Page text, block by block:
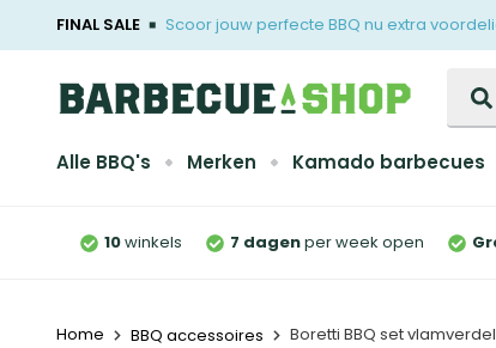
FINAL SALE Scoor jouw perfecte BBQ nu extra
Alle BBQ's Merken Kamado barbecues
10winkels 7 dagenper week open
Home BBQ accessoires Boretti BBQ set